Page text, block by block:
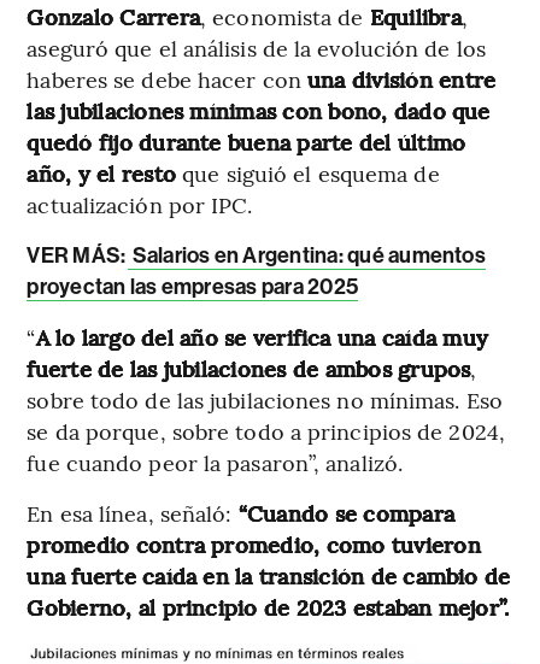
Gonzalo Carrera, economista de Equilibra,
aseguró que el análisis de la evolución de los
haberes se debe hacer con una división entre
las jubilaciones mínimas con bono, dado que
quedó fijo durante buena parte del último
año, y el restoque siguió el esquema de
actualización por IPC.
VER MÁS: Salarios en Argentina: qué aumentos
proyectan las empresas para 2025
“A lo largo del año se verifica una caída muy
fuerte de las jubilaciones de ambos grupos,
sobre todo de las jubilaciones no mínimas. Eso
se da porque, sobre todo a principios de 2024,
fue cuando peor la pasaron”, analizó.
En esa línea, señaló: “Cuando se compara
promedio contra promedio, como tuvieron
una fuerte caída en la transición de cambio de
Gobierno, al principio de 2023 estaban mejor”.